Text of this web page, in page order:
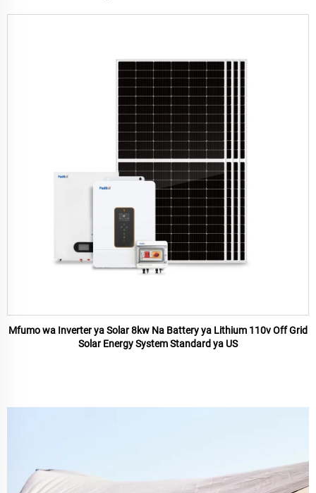
Mfumo wa Inverter ya Solar 8kw Na Battery ya Lithium 110v Off Grid
Solar Energy System Standard ya US